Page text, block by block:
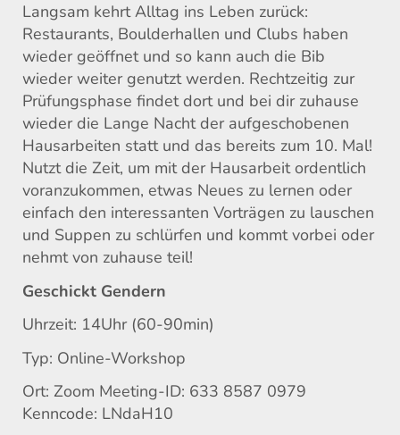
Langsam kehrt Alltag ins Leben zurück:
Restaurants, Boulderhallen und Clubs haben
wieder geöffnet und so kann auch die Bib
wieder weiter genutzt werden. Rechtzeitig zur
Prüfungsphase findet dort und bei dir zuhause
wieder die Lange Nacht der aufgeschobenen
Hausarbeiten statt und das bereits zum 10. Mal!
Nutzt die Zeit, um mit der Hausarbeit ordentlich
voranzukommen, etwas Neues zu lernen oder
einfach den interessanten Vorträgen zu lauschen
und Suppen zu schlürfen und kommt vorbei oder
nehmt von zuhause teil!
Geschickt Gendern
Uhrzeit: 14Uhr (60-90min)
Typ: Online-Workshop
Ort: Zoom Meeting-ID: 633 8587 0979
Kenncode: LNdaH10